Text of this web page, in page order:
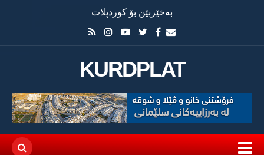
بەخێربێن بۆ کوردپلات
KURDPLAT